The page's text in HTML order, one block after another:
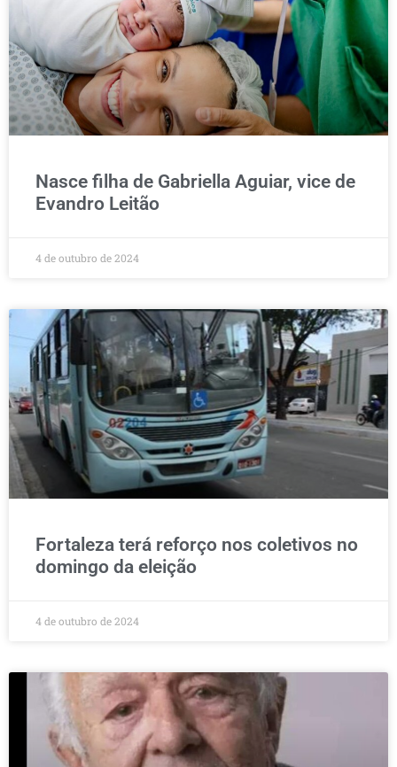
Nasce filha de Gabriella Aguiar, vice de
Evandro Leitão
4 de outubro de 2024
Fortaleza terá reforço nos coletivos no
domingo da eleição
4 de outubro de 2024